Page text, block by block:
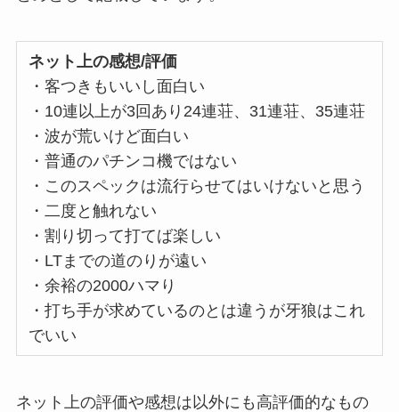
ネット上の感想/評価
・客つきもいいし面白い
・10連以上が3回あり24連荘、31連荘、35連荘
・波が荒いけど面白い
・普通のパチンコ機ではない
・このスペックは流行らせてはいけないと思う
・二度と触れない
・割り切って打てば楽しい
・LTまでの道のりが遠い
・余裕の2000ハマり
・打ち手が求めているのとは違うが牙狼はこれ
でいい
ネット上の評価や感想は以外にも高評価的なもの